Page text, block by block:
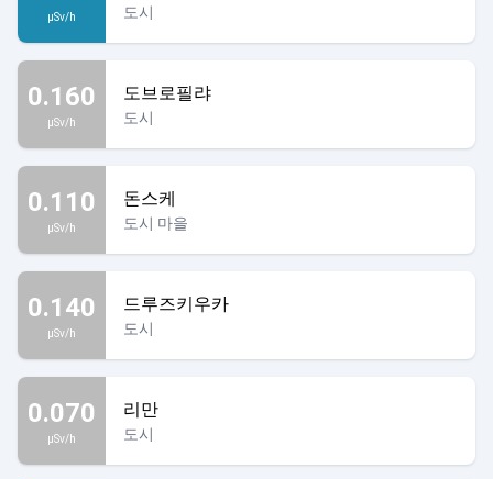
µSv/h 도시
0.160
µSv/h
도브로필랴
도시
0.110
µSv/h
돈스케
도시 마을
0.140
µSv/h
드루즈키우카
도시
0.070
µSv/h
리만
도시